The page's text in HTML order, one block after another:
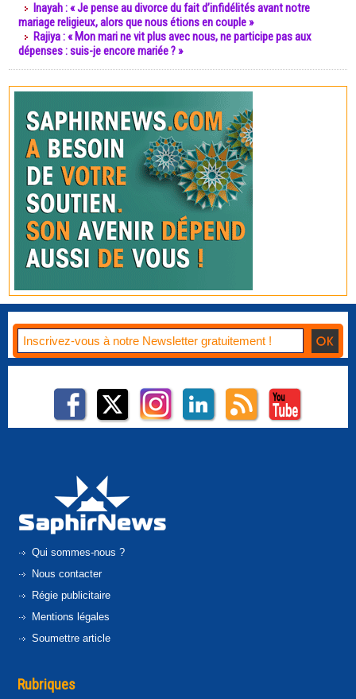
Inayah : « Je pense au divorce du fait d’infidélités avant notre
mariage religieux, alors que nous étions en couple »
Rajiya : « Mon mari ne vit plus avec nous, ne participe pas aux
dépenses : suis-je encore mariée ? »
Qui sommes-nous ?
Nous contacter
Régie publicitaire
Mentions légales
Soumettre article
Rubriques